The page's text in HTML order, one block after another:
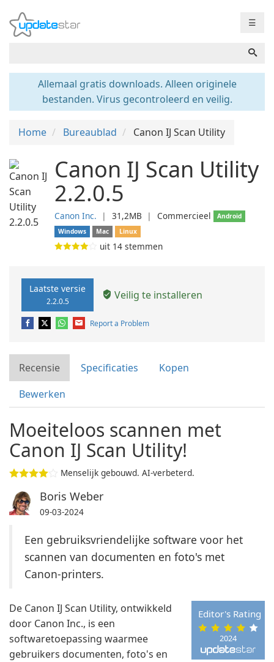
☰
Allemaal gratis downloads. Alleen originele
bestanden. Virus gecontroleerd en veilig.
Home Bureaublad Canon IJ Scan Utility
Canon IJ Scan Utility
2.2.0.5
Canon Inc. ❘ 31,2MB ❘ Commercieel
Android
Windows
Mac Linux
uit 14 stemmen
Laatste versie
2.2.0.5 Veilig te installeren
Report a Problem
Recensie Specificaties
Kopen
Bewerken
Moeiteloos scannen met
Canon IJ Scan Utility!
Menselijk gebouwd. AI-verbeterd.
Boris Weber
09-03-2024
Een gebruiksvriendelijke software voor het
scannen van documenten en foto's met
Canon-printers.
2024
Editor's Rating
De Canon IJ Scan Utility, ontwikkeld
door Canon Inc., is een
softwaretoepassing waarmee
gebruikers documenten, foto's en